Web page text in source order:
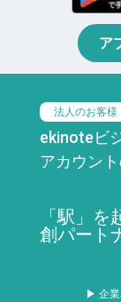
ア
法人のお客様
ekinoteビ
アカウン
「駅」
創パート
▶ 企業